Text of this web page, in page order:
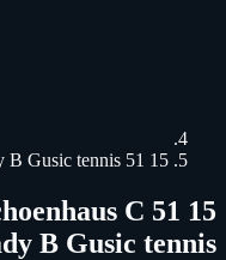
15 51 A Santamarta M Schoenhaus C Brady B Gusic tennis
C
B Gusic tennis